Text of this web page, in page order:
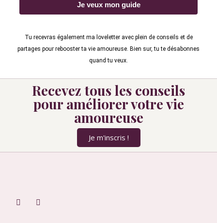
Je veux mon guide
Tu recevras également ma loveletter avec plein de conseils et de
partages pour rebooster ta vie amoureuse. Bien sur, tu te désabonnes
quand tu veux.
Recevez tous les conseils
pour améliorer votre vie
amoureuse
Je m'inscris !